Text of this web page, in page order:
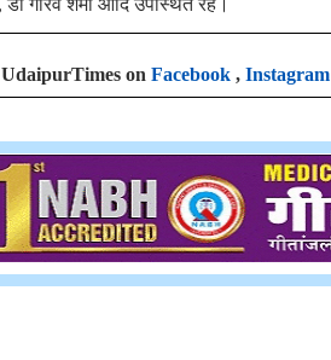
डॉ गौरव शर्मा आदि उपस्थित रहे।
on Facebook , Instagram